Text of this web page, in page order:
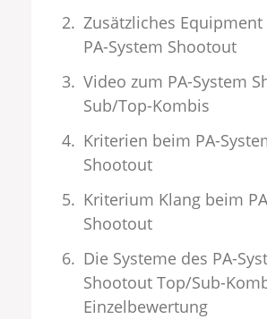
Zusätzliches
PA-System Shootout
Video zum PA-System
Sub/Top-Kombis
Kriterien beim PA-
Shootout
Kriterium Klang beim
Shootout
Die Systeme des PA-
Shootout Top/Sub-
Einzelbewertung